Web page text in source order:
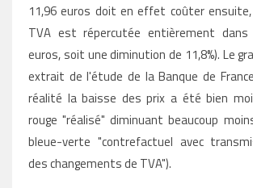
11,96 euros doit en effet coûter
TVA est répercutée entièrement dans
euros, soit une diminution de 11,8%). Le
extrait de l'étude de la Banque de
réalité la baisse des prix a été bien
rouge "réalisé" diminuant beaucoup
bleue-verte "contrefactuel avec
des changements de TVA").